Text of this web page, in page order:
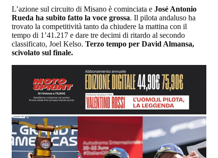
L’azione sul circuito di Misano è cominciata e José Antonio
Rueda ha subito fatto la voce grossa. Il pilota andaluso ha
trovato la competitività tanto da chiudere la mattina con il
tempo di 1’41.217 e dare tre decimi di ritardo al secondo
classificato, Joel Kelso. Terzo tempo per David Almansa,
scivolato sul finale.